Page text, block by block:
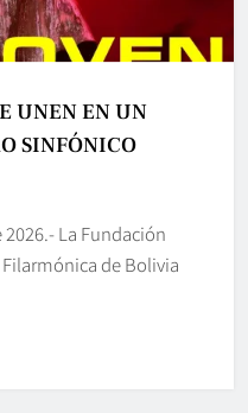
UNEN EN UN
SINFÓNICO
La Fundación
de Bolivia